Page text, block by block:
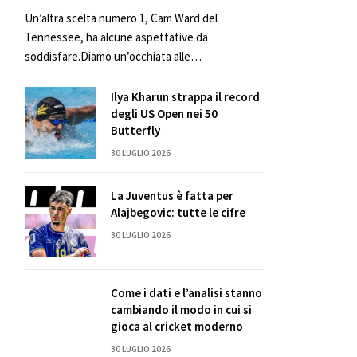
Un’altra scelta numero 1, Cam Ward del
Tennessee, ha alcune aspettative da
soddisfare.Diamo un’occhiata alle…
Ilya Kharun strappa il record
degli US Open nei 50
Butterfly
30 LUGLIO 2026
La Juventus è fatta per
Alajbegovic: tutte le cifre
30 LUGLIO 2026
Come i dati e l’analisi stanno
cambiando il modo in cui si
gioca al cricket moderno
30 LUGLIO 2026